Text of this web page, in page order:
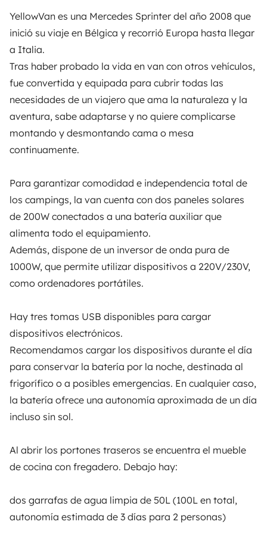
YellowVan es una Mercedes Sprinter del año 2008 que
inició su viaje en Bélgica y recorrió Europa hasta llegar
a Italia.
Tras haber probado la vida en van con otros vehículos,
fue convertida y equipada para cubrir todas las
necesidades de un viajero que ama la naturaleza y la
aventura, sabe adaptarse y no quiere complicarse
montando y desmontando cama o mesa
continuamente.
Para garantizar comodidad e independencia total de
los campings, la van cuenta con dos paneles solares
de 200W conectados a una batería auxiliar que
alimenta todo el equipamiento.
Además, dispone de un inversor de onda pura de
1000W, que permite utilizar dispositivos a 220V/230V,
como ordenadores portátiles.
Hay tres tomas USB disponibles para cargar
dispositivos electrónicos.
Recomendamos cargar los dispositivos durante el día
para conservar la batería por la noche, destinada al
frigorífico o a posibles emergencias. En cualquier caso,
la batería ofrece una autonomía aproximada de un día
incluso sin sol.
Al abrir los portones traseros se encuentra el mueble
de cocina con fregadero. Debajo hay:
dos garrafas de agua limpia de 50L (100L en total,
autonomía estimada de 3 días para 2 personas)
la cabina de conducción del habitáculo
la puerta corredera
los portones traseros
La van está aislada térmica y acústicamente con
Armaflex y paneles fonoabsorbentes.
También se proporcionan:
una silla, dos taburetes y una mesa plegable
papel higiénico, esponjas y bolsas de basura
detergente para platos y jabón
cubiertos, vasos, platos y ollas
gas para el hornillo
sábanas, almohadas, toallas y toallas de playa
Al tratarse de un vehículo del año 2008, se recomienda
mantener una velocidad máxima de 110 km/h.
Está equipada con neumáticos all season de mayor
tamaño, adecuados también para zonas más
irregulares, y cuenta con enganche de remolque para
emergencias.
Se ruega devolver la van limpia, vaciando las aguas
grises y el inodoro antes de la entrega.
Lugar de recogida
Luisago (22070), Italia
La dirección exacta de estacionamiento será
disponible una vez confirmada la reserva.
11 opiniones de una reserva verificada
4,91
de 5
La furgoneta camper gran volumen de Davide
es uno de los vehículos mejor valorados en Yescapa
Opiniones sobre este
Todos sus
Cargando...